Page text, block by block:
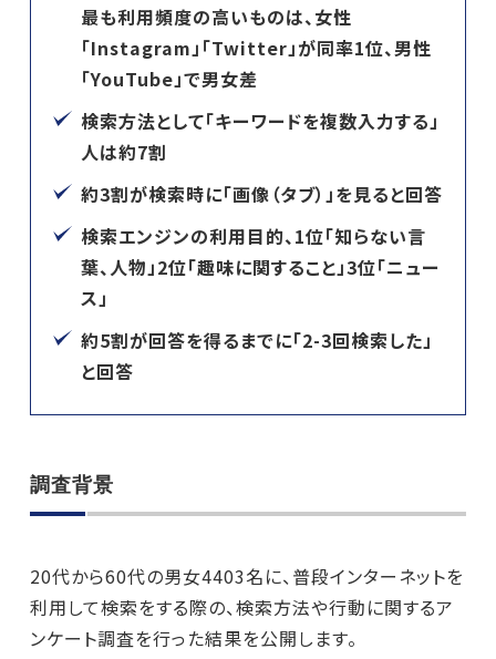
最も利用頻度の高いものは、女性
「Instagram」「Twitter」が同率1位、男性
「YouTube」で男女差
検索方法として「キーワードを複数入力する」
人は約7割
約3割が検索時に「画像（タブ）」を見ると回答
検索エンジンの利用目的、1位「知らない言
葉、人物」2位「趣味に関すること」3位「ニュー
ス」
約5割が回答を得るまでに「2-3回検索した」
と回答
調査背景
20代から60代の男女4403名に、普段インターネットを
利用して検索をする際の、検索方法や行動に関するア
ンケート調査を行った結果を公開します。